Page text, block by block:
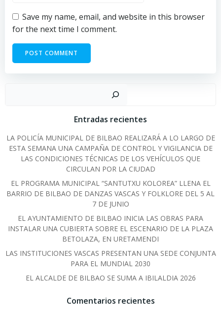
Save my name, email, and website in this browser
for the next time I comment.
Entradas recientes
LA POLICÍA MUNICIPAL DE BILBAO REALIZARÁ A LO LARGO DE
ESTA SEMANA UNA CAMPAÑA DE CONTROL Y VIGILANCIA DE
LAS CONDICIONES TÉCNICAS DE LOS VEHÍCULOS QUE
CIRCULAN POR LA CIUDAD
EL PROGRAMA MUNICIPAL “SANTUTXU KOLOREA” LLENA EL
BARRIO DE BILBAO DE DANZAS VASCAS Y FOLKLORE DEL 5 AL
7 DE JUNIO
EL AYUNTAMIENTO DE BILBAO INICIA LAS OBRAS PARA
INSTALAR UNA CUBIERTA SOBRE EL ESCENARIO DE LA PLAZA
BETOLAZA, EN URETAMENDI
LAS INSTITUCIONES VASCAS PRESENTAN UNA SEDE CONJUNTA
PARA EL MUNDIAL 2030
EL ALCALDE DE BILBAO SE SUMA A IBILALDIA 2026
Comentarios recientes